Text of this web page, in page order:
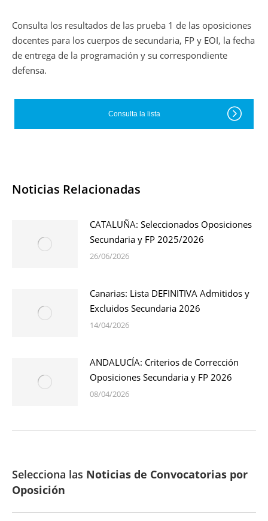
Consulta los resultados de las prueba 1 de las oposiciones
docentes para los cuerpos de secundaria, FP y EOI, la fecha
de entrega de la programación y su correspondiente
defensa.
Consulta la lista
Noticias Relacionadas
CATALUÑA: Seleccionados Oposiciones
Secundaria y FP 2025/2026
26/06/2026
Canarias: Lista DEFINITIVA Admitidos y
Excluidos Secundaria 2026
14/04/2026
ANDALUCÍA: Criterios de Corrección
Oposiciones Secundaria y FP 2026
08/04/2026
Selecciona las Noticias de Convocatorias por
Oposición